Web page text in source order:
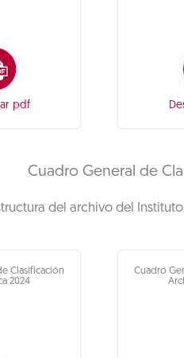
pdf
Cuadro General de
del archivo del
Clasificación
2024
Cuadro